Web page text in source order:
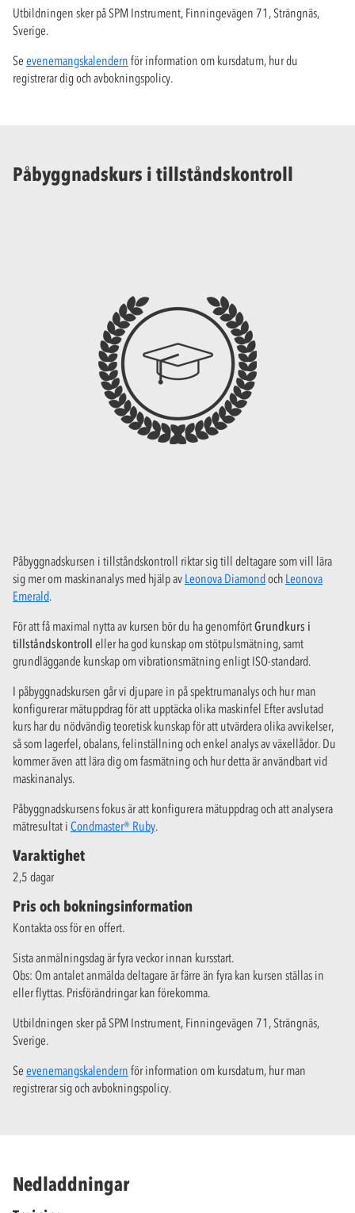
Utbildningen sker på SPM Instrument, Finningevägen 71, Strängnäs,
Sverige.
Se evenemangskalendern för information om kursdatum, hur du
registrerar dig och avbokningspolicy.
Påbyggnadskurs i tillståndskontroll
Påbyggnadskursen i tillståndskontroll riktar sig till deltagare som vill lära
sig mer om maskinanalys med hjälp av Leonova Diamondoch Leonova
Emerald.
För att få maximal nytta av kursen bör du ha genomförtGrundkurs i
tillståndskontroll eller ha god kunskap om stötpulsmätning, samt
grundläggande kunskap om vibrationsmätning enligt ISO-standard.
I påbyggnadskursen går vi djupare in på spektrumanalys och hur man
konfigurerar mätuppdrag för att upptäcka olika maskinfel Efter avslutad
kurs har du nödvändig teoretisk kunskap för att utvärdera olika avvikelser,
så som lagerfel, obalans, felinställning och enkel analys av växellådor. Du
kommer även att lära dig om fasmätning och hur detta är användbart vid
maskinanalys.
Påbyggnadskursens fokus är att konfigurera mätuppdrag och att analysera
mätresultat i Condmaster® Ruby.
Varaktighet
2,5 dagar
Pris och bokningsinformation
Kontakta oss för en offert.
Sista anmälningsdag är fyra veckor innan kursstart.
Obs: Om antalet anmälda deltagare är färre än fyra kan kursen ställas in
eller flyttas. Prisförändringar kan förekomma.
Utbildningen sker på SPM Instrument, Finningevägen 71, Strängnäs,
Sverige.
Se evenemangskalendern för information om kursdatum, hur man
registrerar sig och avbokningspolicy.
Nedladdningar